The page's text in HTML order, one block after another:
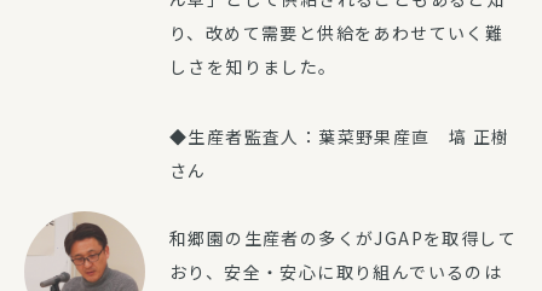
り、改めて需要と供給をあわせていく難
しさを知りました。
◆生産者監査人：葉菜野果産直 塙 正樹
さん
和郷園の生産者の多くがJGAPを取得して
おり、安全・安心に取り組んでいるのは